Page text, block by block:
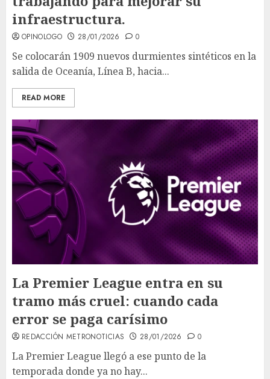
infraestructura.
OPINOLOGO 28/01/2026 0
Se colocarán 1909 nuevos durmientes sintéticos en la
salida de Oceanía, Línea B, hacia...
READ MORE
La Premier League entra en su
tramo más cruel: cuando cada
error se paga carísimo
REDACCIÓN METRONOTICIAS 28/01/2026 0
La Premier League llegó a ese punto de la
temporada donde ya no hay...